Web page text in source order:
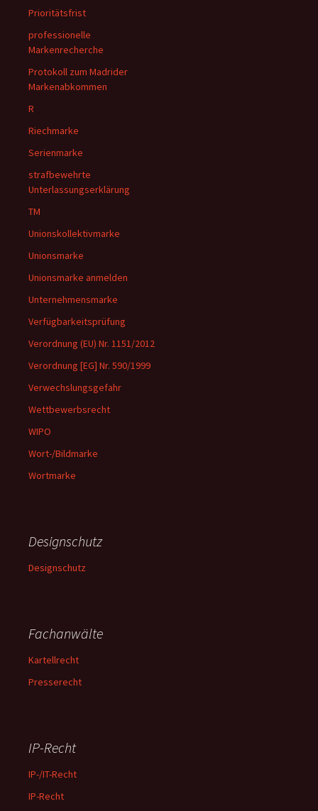
Prioritätsfrist
professionelle
Markenrecherche
Protokoll zum Madrider
Markenabkommen
R
Riechmarke
Serienmarke
strafbewehrte
Unterlassungserklärung
TM
Unionskollektivmarke
Unionsmarke
Unionsmarke anmelden
Unternehmensmarke
Verfügbarkeitsprüfung
Verordnung (EU) Nr. 1151/2012
Verordnung [EG] Nr. 590/1999
Verwechslungsgefahr
Wettbewerbsrecht
WIPO
Wort-/Bildmarke
Wortmarke
Designschutz
Designschutz
Fachanwälte
Kartellrecht
Presserecht
IP-Recht
IP-/IT-Recht
IP-Recht